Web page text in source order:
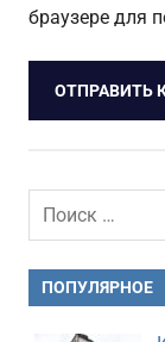
браузере для
Поиск
ПОПУЛЯРНОЕ